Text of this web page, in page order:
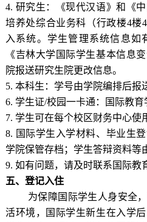
4. 研究生：《现代汉语》和《
培养处综合业务科（行政楼4楼
入系统。学生管理系统信息如
《吉林大学国际学生基本信息
院报送研究生院更改信息。
5. 本科生：学号由学院编排后报
6. 学生证/校园一卡通：国际教育
7. 学生可在每个校区财务中心使
8. 国际学生入学材料、毕业生
学院保管存档；学生答辩资料等
9. 如有问题，请及时联系国际教
五、 登记入住
为保障国际学生人身安全
活环境，国际学生新生在入学